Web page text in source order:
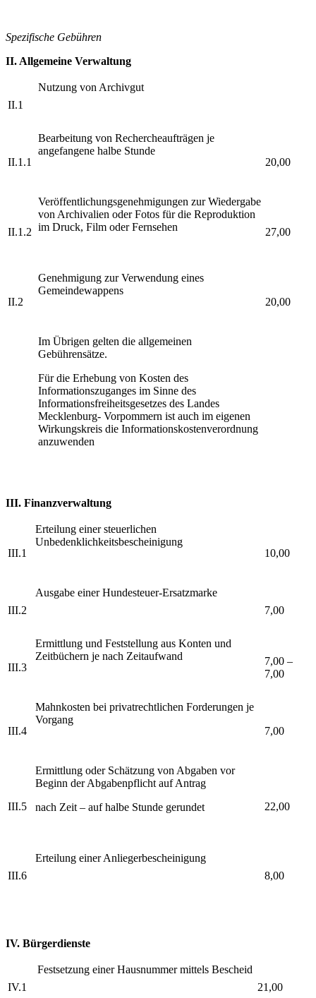
Spezifische Gebühren
II. Allgemeine Verwaltung
II.1
Nutzung von Archivgut
II.1.1
Bearbeitung von Rechercheaufträgen je
angefangene halbe Stunde
20,00
II.1.2
Veröffentlichungsgenehmigungen zur Wiedergabe
von Archivalien oder Fotos für die Reproduktion
im Druck, Film oder Fernsehen
27,00
II.2
Genehmigung zur Verwendung eines
Gemeindewappens
20,00
Im Übrigen gelten die allgemeinen
Gebührensätze.
Für die Erhebung von Kosten des
Informationszuganges im Sinne des
Informationsfreiheitsgesetzes des Landes
Mecklenburg- Vorpommern ist auch im eigenen
Wirkungskreis die Informationskostenverordnung
anzuwenden
III. Finanzverwaltung
III.1
Erteilung einer steuerlichen
Unbedenklichkeitsbescheinigung
10,00
III.2
Ausgabe einer Hundesteuer-Ersatzmarke
7,00
III.3
Ermittlung und Feststellung aus Konten und
Zeitbüchern je nach Zeitaufwand
7,00 –
7,00
III.4
Mahnkosten bei privatrechtlichen Forderungen je
Vorgang
7,00
III.5
Ermittlung oder Schätzung von Abgaben vor
Beginn der Abgabenpflicht auf Antrag
nach Zeit – auf halbe Stunde gerundet
22,00
III.6
Erteilung einer Anliegerbescheinigung
8,00
IV. Bürgerdienste
IV.1
Festsetzung einer Hausnummer mittels Bescheid
21,00